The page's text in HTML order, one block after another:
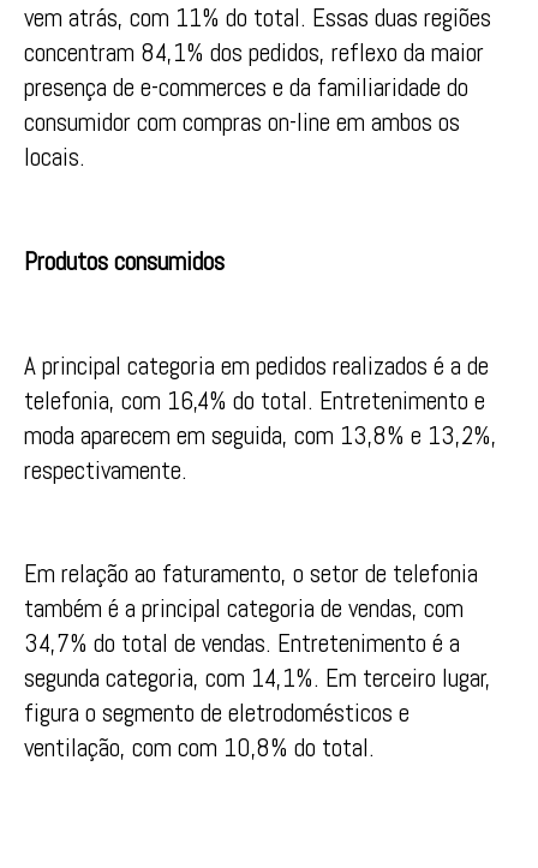
vem atrás, com 11% do total. Essas duas regiões
concentram 84,1% dos pedidos, reflexo da maior
presença de e-commerces e da familiaridade do
consumidor com compras on-line em ambos os
locais.
Produtos consumidos
A principal categoria em pedidos realizados é a de
telefonia, com 16,4% do total. Entretenimento e
moda aparecem em seguida, com 13,8% e 13,2%,
respectivamente.
Em relação ao faturamento, o setor de telefonia
também é a principal categoria de vendas, com
34,7% do total de vendas. Entretenimento é a
segunda categoria, com 14,1%. Em terceiro lugar,
figura o segmento de eletrodomésticos e
ventilação, com com 10,8% do total.